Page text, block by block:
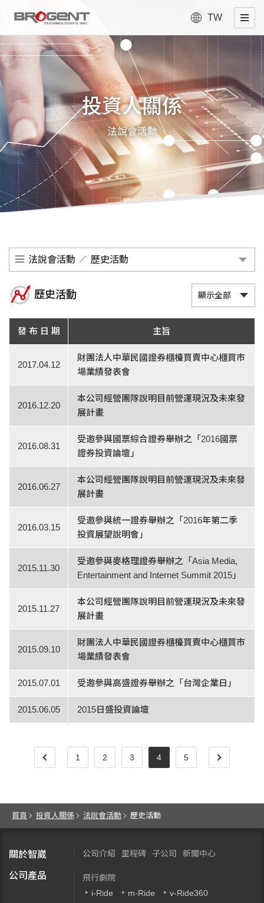
TW
投資人關係
法說會活動
法說會活動 歷史活動
歷史活動
發 布 日 期 主旨
2017.04.12
財團法人中華民國證券櫃檯買賣中心櫃買市
場業績發表會
2016.12.20
本公司經營團隊說明目前營運現況及未來發
展計畫
2016.08.31
受邀參與國票綜合證券舉辦之「2016國票
證券投資論壇」
2016.06.27
本公司經營團隊說明目前營運現況及未來發
展計畫
2016.03.15
受邀參與統一證券舉辦之「2016年第二季
投資展望說明會」
2015.11.30
受邀參與麥格理證券舉辦之「Asia Media,
Entertainment and Internet Summit 2015」
2015.11.27
本公司經營團隊說明目前營運現況及未來發
展計畫
2015.09.10
財團法人中華民國證券櫃檯買賣中心櫃買市
場業績發表會
2015.07.01 受邀參與高盛證券舉辦之「台灣企業日」
2015.06.05 2015日盛投資論壇
1 2 3 4 5
首頁 投資人關係 法說會活動 歷史活動
關於智崴 公司介紹 里程碑 子公司 新聞中心
公司產品
飛行劇院
i-Ride
m-Ride
v-Ride360